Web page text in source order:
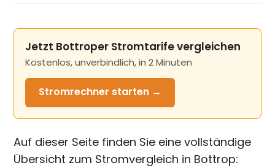
Jetzt Bottroper Stromtarife vergleichen
Kostenlos, unverbindlich, in 2 Minuten
Stromrechner starten →
Auf dieser Seite finden Sie eine vollständige
Übersicht zum Stromvergleich in Bottrop: